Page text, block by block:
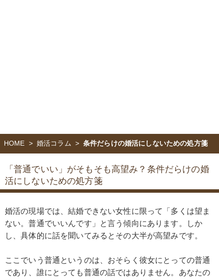
HOME 婚活コラム 条件だらけの婚活にしないための処方箋
「普通でいい」がそもそも高望み？ 条件だらけの婚
活にしないための処方箋
婚活の現場では、結婚できない女性に限って「多くは望ま
ない。普通でいいんです」と言う傾向にあります。しか
し、具体的に話を聞いてみるとその大半が高望みです。
ここでいう普通というのは、おそらく彼女にとっての普通
であり、誰にとっても普通の話ではありません。あなたの